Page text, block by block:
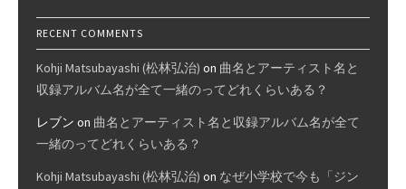
RECENT COMMENTS
Kohji Matsubayashi (松林弘治) on 曲名とアーティスト名と
収録アルバム名が全て一緒のってどれくらいある？
レブン on 曲名とアーティスト名と収録アルバム名が全て
一緒のってどれくらいある？
Kohji Matsubayashi (松林弘治) on なぜ小学校で今も「ジン